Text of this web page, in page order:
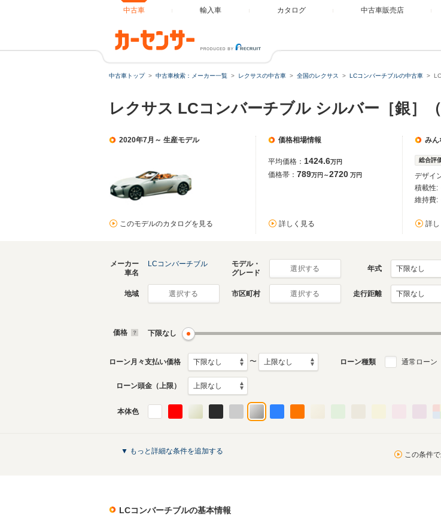
中古車 輸入車 カタログ 中古車販売店
中古車トップ 中古車検索：メーカー一覧 レクサスの中古車 全国のレクサス LCコンバーチブルの中古車
レクサス LCコンバーチブル シルバー［銀］
2020年7月～ 生産モデル
このモデルのカタログを見る
価格相場情報
平均価格： 1424.6万円
価格帯： 789万円～2720 万円
詳しく見る
みん
総合評
デザイ
積載性:
維持費:
詳し
メーカー
車名
LCコンバーチブル
モデル・
グレード
選択する 年式
地域 選択する 市区町村 選択する 走行距離
価格 下限なし
ローン月々支払い価格 〜 ローン種類 通常ローン
ローン頭金（上限）
本体色
▼ もっと詳細な条件を追加する この条件
LCコンバーチブルの基本情報